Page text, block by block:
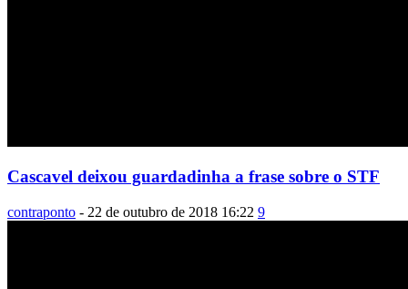
Cascavel deixou guardadinha a frase sobre o STF
contraponto - 22 de outubro de 2018 16:22 9